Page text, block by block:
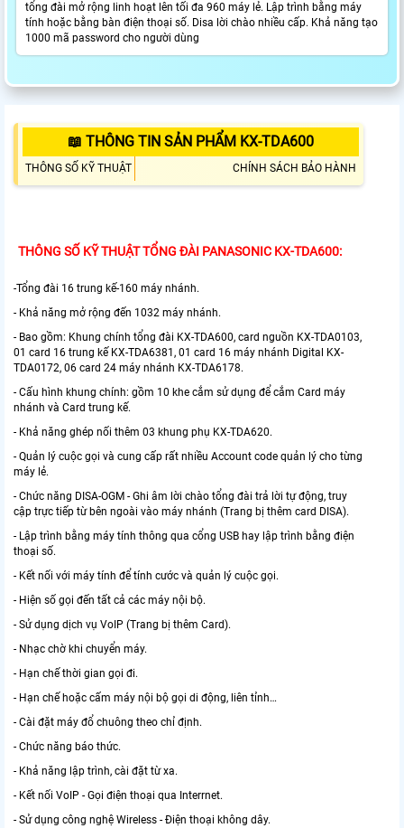
tổng đài mở rộng linh hoạt lên tối đa 960 máy lẻ. Lập trình bằng máy
tính hoặc bằng bàn điện thoại số. Disa lời chào nhiều cấp. Khả năng tạo
1000 mã password cho người dùng
📖 THÔNG TIN SẢN PHẨM KX-TDA600
THÔNG SỐ KỸ THUẬT CHÍNH SÁCH BẢO HÀNH
THÔNG SỐ KỸ THUẬT TỔNG ĐÀI PANASONIC KX-TDA600:
-Tổng đài 16 trung kế-160 máy nhánh.
- Khả năng mở rộng đến 1032 máy nhánh.
- Bao gồm: Khung chính tổng đài KX-TDA600, card nguồn KX-TDA0103,
01 card 16 trung kế KX-TDA6381, 01 card 16 máy nhánh Digital KX-
TDA0172, 06 card 24 máy nhánh KX-TDA6178.
- Cấu hình khung chính: gồm 10 khe cắm sử dụng để cắm Card máy
nhánh và Card trung kế.
- Khả năng ghép nối thêm 03 khung phụ KX-TDA620.
- Quản lý cuộc gọi và cung cấp rất nhiều Account code quản lý cho từng
máy lẻ.
- Chức năng DISA-OGM - Ghi âm lời chào tổng đài trả lời tự động, truy
cập trực tiếp từ bên ngoài vào máy nhánh (Trang bị thêm card DISA).
- Lập trình bằng máy tính thông qua cổng USB hay lập trình bằng điện
thoại số.
- Kết nối với máy tính để tính cước và quản lý cuộc gọi.
- Hiện số gọi đến tất cả các máy nội bộ.
- Sử dụng dịch vụ VoIP (Trang bị thêm Card).
- Nhạc chờ khi chuyển máy.
- Hạn chế thời gian gọi đi.
- Hạn chế hoặc cấm máy nội bộ gọi di động, liên tỉnh…
- Cài đặt máy đổ chuông theo chỉ định.
- Chức năng báo thức.
- Khả năng lập trình, cài đặt từ xa.
- Kết nối VoIP - Gọi điện thoại qua Interrnet.
- Sử dụng công nghệ Wireless - Điện thoại không dây.